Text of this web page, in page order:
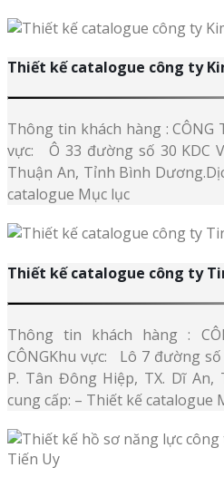
Thiết kế catalogue công ty
Thông tin khách hàng : CÔNG
vực: Ô 33 đường số 30 KDC
Thuận An, Tỉnh Bình
catalogue Mục lục
Thiết kế catalogue công ty
Thông tin khách hàng :
CÔNGKhu vực: Lô 7 đường
P. Tân Đông Hiệp, TX. Dĩ An,
cung cấp: – Thiết kế catalogue